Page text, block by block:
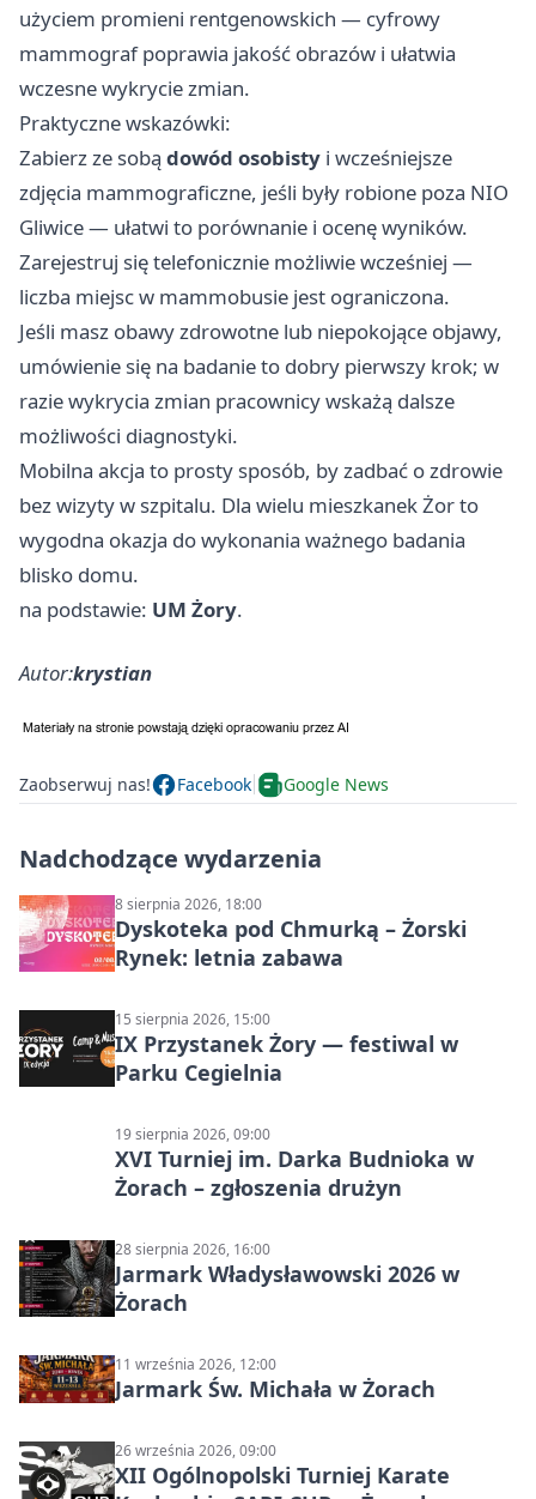
użyciem promieni rentgenowskich — cyfrowy
mammograf poprawia jakość obrazów i ułatwia
wczesne wykrycie zmian.
Praktyczne wskazówki:
Zabierz ze sobą dowód osobisty i wcześniejsze
zdjęcia mammograficzne, jeśli były robione poza NIO
Gliwice — ułatwi to porównanie i ocenę wyników.
Zarejestruj się telefonicznie możliwie wcześniej —
liczba miejsc w mammobusie jest ograniczona.
Jeśli masz obawy zdrowotne lub niepokojące objawy,
umówienie się na badanie to dobry pierwszy krok; w
razie wykrycia zmian pracownicy wskażą dalsze
możliwości diagnostyki.
Mobilna akcja to prosty sposób, by zadbać o zdrowie
bez wizyty w szpitalu. Dla wielu mieszkanek Żor to
wygodna okazja do wykonania ważnego badania
blisko domu.
na podstawie: UM Żory.
Autor:krystian
Zaobserwuj nas! Facebook Google News
Nadchodzące wydarzenia
8 sierpnia 2026, 18:00
Dyskoteka pod Chmurką – Żorski
Rynek: letnia zabawa
15 sierpnia 2026, 15:00
IX Przystanek Żory — festiwal w
Parku Cegielnia
19 sierpnia 2026, 09:00
XVI Turniej im. Darka Budnioka w
Żorach – zgłoszenia drużyn
28 sierpnia 2026, 16:00
Jarmark Władysławowski 2026 w
Żorach
11 września 2026, 12:00
Jarmark Św. Michała w Żorach
26 września 2026, 09:00
XII Ogólnopolski Turniej Karate